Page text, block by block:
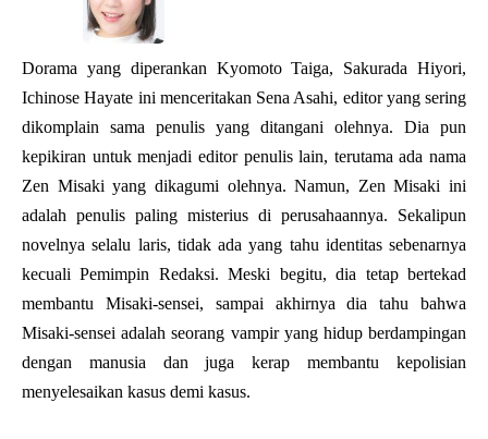
Dorama yang diperankan Kyomoto Taiga, Sakurada Hiyori,
Ichinose Hayate ini menceritakan Sena Asahi, editor yang sering
dikomplain sama penulis yang ditangani olehnya. Dia pun
kepikiran untuk menjadi editor penulis lain, terutama ada nama
Zen Misaki yang dikagumi olehnya. Namun, Zen Misaki ini
adalah penulis paling misterius di perusahaannya. Sekalipun
novelnya selalu laris, tidak ada yang tahu identitas sebenarnya
kecuali Pemimpin Redaksi. Meski begitu, dia tetap bertekad
membantu Misaki-sensei, sampai akhirnya dia tahu bahwa
Misaki-sensei adalah seorang vampir yang hidup berdampingan
dengan manusia dan juga kerap membantu kepolisian
menyelesaikan kasus demi kasus.